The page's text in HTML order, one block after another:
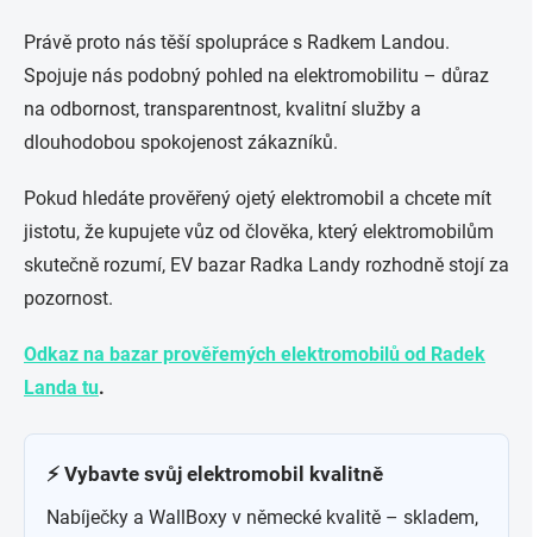
Právě proto nás těší spolupráce s Radkem Landou.
Spojuje nás podobný pohled na elektromobilitu – důraz
na odbornost, transparentnost, kvalitní služby a
dlouhodobou spokojenost zákazníků.
Pokud hledáte prověřený ojetý elektromobil a chcete mít
jistotu, že kupujete vůz od člověka, který elektromobilům
skutečně rozumí, EV bazar Radka Landy rozhodně stojí za
pozornost.
Odkaz na bazar prověřemých elektromobilů od Radek
Landa tu.
⚡ Vybavte svůj elektromobil kvalitně
Nabíječky a WallBoxy v německé kvalitě – skladem,